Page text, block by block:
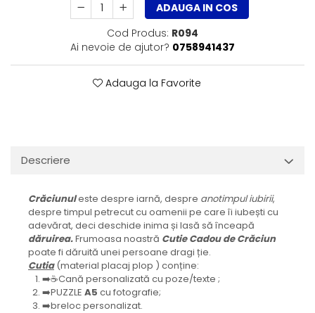
ADAUGA IN COS
Cod Produs: R094
Ai nevoie de ajutor? 0758941437
Adauga la Favorite
Descriere
Crăciunuleste despre iarnă, despre anotimpul iubirii,
despre timpul petrecut cu oamenii pe care îi iubești cu
adevărat, deci deschide inima și lasă să înceapă
dăruirea.Frumoasa noastră Cutie Cadou de Crăciun
poate fi dăruită unei persoane dragi ție.
Cutia(material placaj plop ) conține:
➡️☕Cană personalizată cu poze/texte ;
➡️PUZZLE A5 cu fotografie;
➡️breloc personalizat.